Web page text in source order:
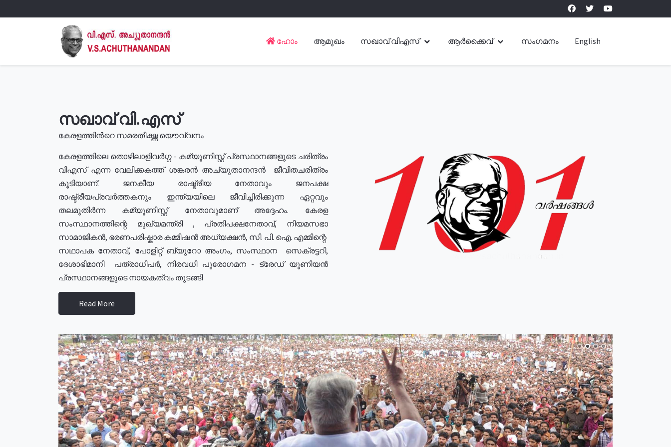
ഹോം ആമുഖം സഖാവ് വിഎസ് ആർക്കൈവ് സംഗമനം English
സഖാവ് വി.എസ്
കേരളത്തിൻറെ സമരതീക്ഷ്ണ യൌവ്വനം
കേരളത്തിലെ തൊഴിലാളിവർഗ്ഗ - കമ്യൂണിസ്റ്റ് പ്രസ്ഥാനങ്ങളുടെ ചരിത്രം
വിഎസ് എന്ന വേലിക്കകത്ത് ശങ്കരൻ അച്യുതാനന്ദൻ ജീവിതചരിത്രം
കൂടിയാണ്. ജനകീയ രാഷ്ട്രീയ നേതാവും ജനപക്ഷ
രാഷ്ട്രീയപ്രവർത്തകനും ഇന്ത്യയിലെ ജീവിച്ചിരിക്കുന്ന ഏറ്റവും
തലമുതിർന്ന കമ്യൂണിസ്റ്റ് നേതാവുമാണ് അദ്ദേഹം. കേരള
സംസ്ഥാനത്തിന്റെ മുഖ്യമന്ത്രി , പ്രതിപക്ഷനേതാവ്, നിയമസഭാ
സാമാജികൻ, ഭരണപരിഷ്കാര കമ്മീഷൻ അധ്യക്ഷൻ, സി. പി. ഐ. എമ്മിന്റെ
സഥാപക നേതാവ്, പോളിറ്റ് ബ്യുറോ അംഗം, സംസ്ഥാന സെക്രട്ടറി,
ദേശാഭിമാനി പത്രാധിപർ, നിരവധി പുരോഗമന - ട്രേഡ് യൂണിയൻ
പ്രസ്ഥാനങ്ങളുടെ നായകത്വം തുടങ്ങി
Read More